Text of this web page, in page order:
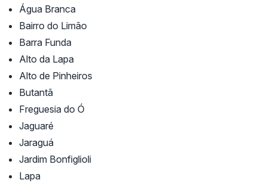
Água Branca
Bairro do Limão
Barra Funda
Alto da Lapa
Alto de Pinheiros
Butantã
Freguesia do Ó
Jaguaré
Jaraguá
Jardim Bonfiglioli
Lapa